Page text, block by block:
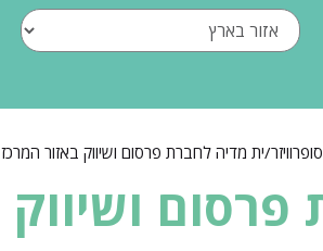
ית מדיה לחברת פרסום ושיווק באזור המרכז
פרסום ושיווק